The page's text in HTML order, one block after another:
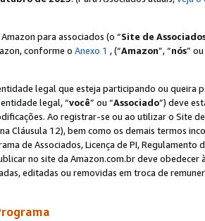
para associados (o “Site de
conforme o Anexo 1 , (“Amazon”, “nós”
legal que esteja participando ou queira
legal, “você” ou “Associado”) deve
Ao registrar-se ou ao utilizar o Site
Cláusula 12), bem como os demais termos
de Associados, Licença de PI,
no site da Amazon.com.br deve
editadas ou removidas em troca de